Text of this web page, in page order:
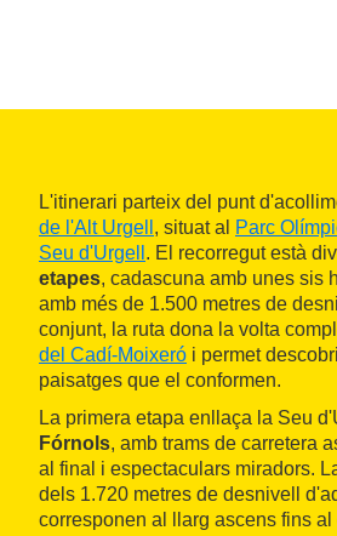
L'itinerari parteix del punt
de l'Alt Urgell , situat al Parc
Seu d'Urgell . El recorregut està
etapes, cadascuna amb unes sis
amb més de 1.500 metres de
conjunt, la ruta dona la volta
del Cadí-Moixeró i permet
paisatges que el conformen.
La primera etapa enllaça la Seu
Fórnols, amb trams de carretera
al final i espectaculars miradors.
dels 1.720 metres de desnivell
corresponen al llarg ascens fins al